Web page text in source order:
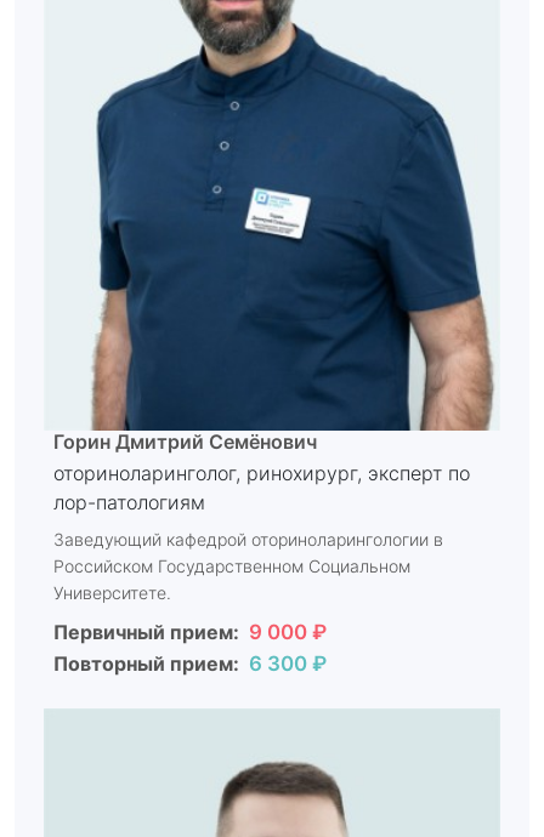
Горин Дмитрий Семёнович
оториноларинголог, ринохирург, эксперт по
лор-патологиям
Заведующий кафедрой оториноларингологии в
Российском Государственном Социальном
Университете.
Первичный прием: 9 000 ₽
Повторный прием: 6 300 ₽